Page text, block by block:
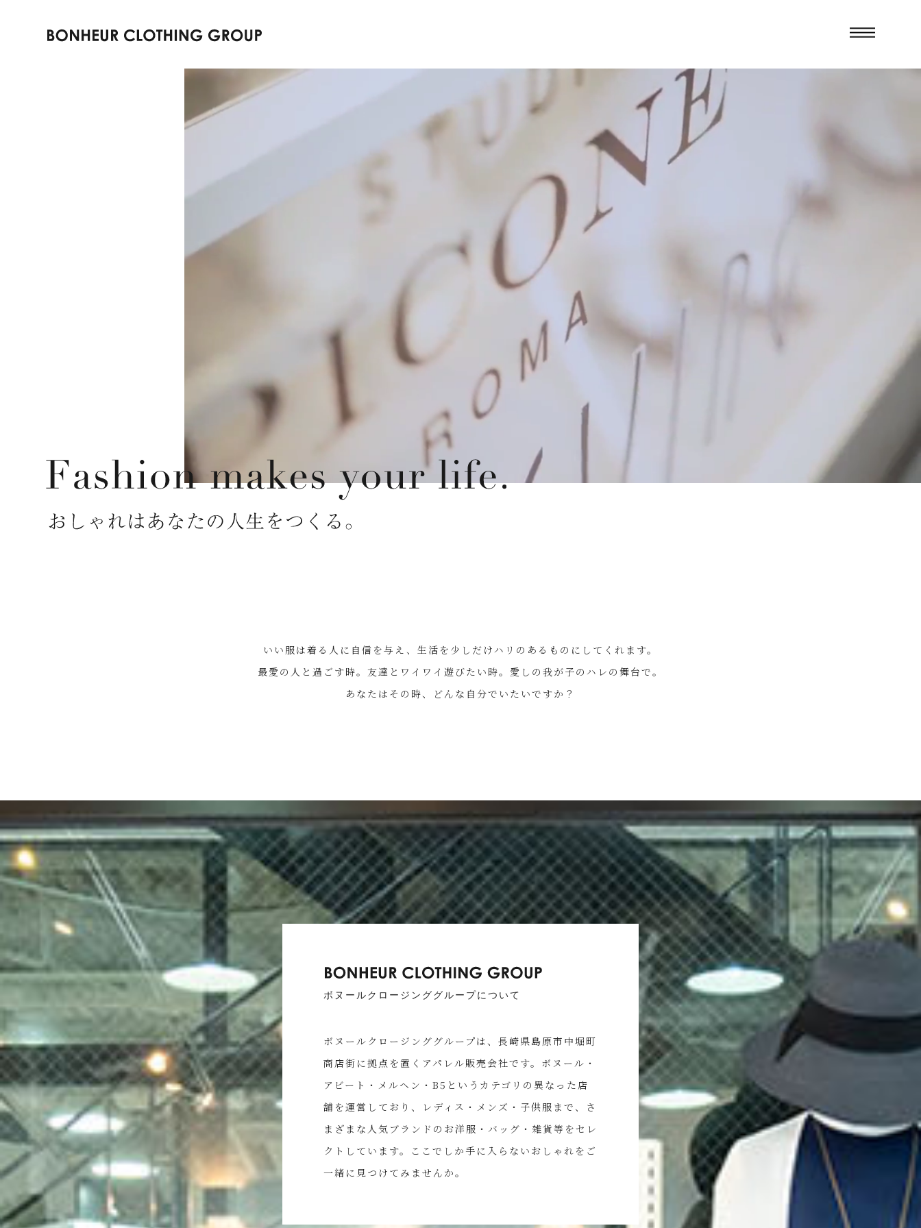
いい服は着る人に自信を与え、生活を少しだけハリのあるものにしてくれます。
最愛の人と過ごす時。友達とワイワイ遊びたい時。愛しの我が子のハレの舞台で。
あなたはその時、どんな自分でいたいですか？
ボヌールクロージンググループについて
ボヌールクロージンググループは、長崎県島原市中堀町
商店街に拠点を置くアパレル販売会社です。ボヌール・
アビート・メルヘン・B5というカテゴリの異なった店
舗を運営しており、レディス・メンズ・子供服まで、さ
まざまな人気ブランドのお洋服・バッグ・雑貨等をセレ
クトしています。ここでしか手に入らないおしゃれをご
一緒に見つけてみませんか。